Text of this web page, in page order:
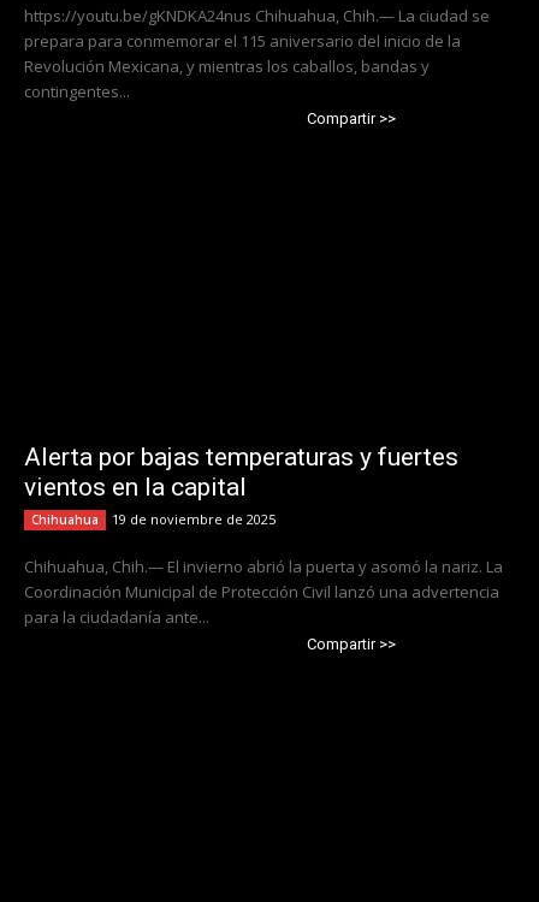
https://youtu.be/gKNDKA24nus Chihuahua, Chih.— La ciudad se
prepara para conmemorar el 115 aniversario del inicio de la
Revolución Mexicana, y mientras los caballos, bandas y
contingentes...
Compartir >>
Alerta por bajas temperaturas y fuertes
vientos en la capital
Chihuahua 19 de noviembre de 2025
Chihuahua, Chih.— El invierno abrió la puerta y asomó la nariz. La
Coordinación Municipal de Protección Civil lanzó una advertencia
para la ciudadanía ante...
Compartir >>